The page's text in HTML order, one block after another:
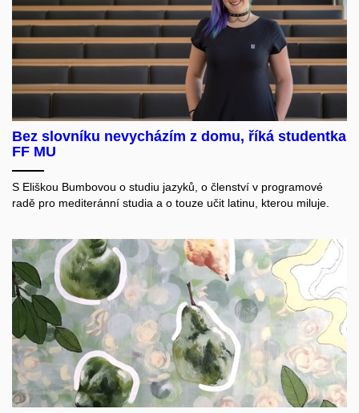
Bez slovníku nevycházím z domu, říká studentka
FF MU
S Eliškou Bumbovou o studiu jazyků, o členství v programové
radě pro mediteránní studia a o touze učit latinu, kterou miluje.